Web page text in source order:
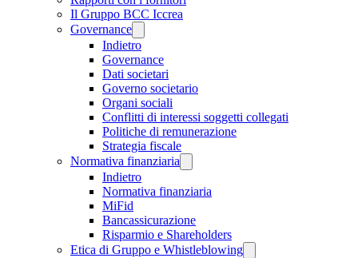
Il Gruppo BCC Iccrea
Governance
Indietro
Governance
Dati societari
Governo societario
Organi sociali
Conflitti di interessi soggetti collegati
Politiche di remunerazione
Strategia fiscale
Normativa finanziaria
Indietro
Normativa finanziaria
MiFid
Bancassicurazione
Risparmio e Shareholders
Etica di Gruppo e Whistleblowing